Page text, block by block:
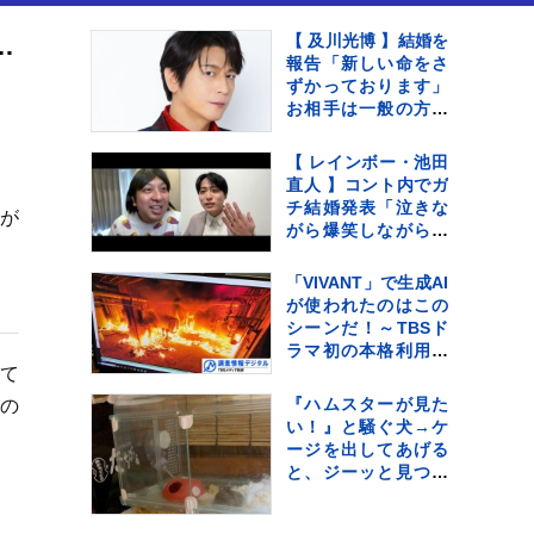
再生「可愛い」「素敵なおばあちゃん」
【 及川光博 】結婚を
報告「新しい命をさ
ずかっております」
お相手は一般の方
ミッチーとして精
進〟【 コメント全文
】
【 レインボー・池田
直人 】コント内でガ
チ結婚発表「泣きな
がら爆笑しながらよ
手はフリーアナウン
サー・佐藤佳奈さ
ん ジャンボたかお
大祝福
「VIVANT」で生成AI
が使われたのはこの
シーンだ！～TBSド
ラマ初の本格利用～
ル】
『ハムスターが見た
い！』と騒ぐ犬→ケ
ージを出してあげる
と、ジーッと見つめ